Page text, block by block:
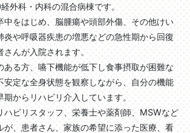
外科・内科の混合病棟です。
中をはじめ、脳腫瘍や頭部外傷、その他けい
炎や呼吸器疾患の増悪などの急性期から回復
んが入院されます。
る方、嚥下機能が低下し食事摂取が困難な
安定な全身状態を観察しながら、自分の機能
からリハビリ介入しています。
ビリスタッフ、栄養士や薬剤師、MSWなど
が、患者さん、家族の希望に添った医療、看